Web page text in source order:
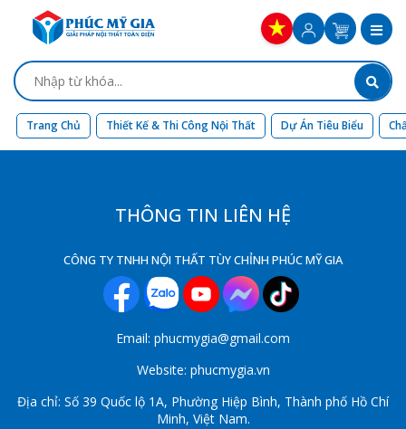
Trang Chủ Thiết Kế & Thi Công Nội Thất Dự Án Tiêu Biểu
THÔNG TIN LIÊN HỆ
CÔNG TY TNHH NỘI THẤT TÙY CHỈNH PHÚC MỸ GIA
Email: phucmygia@gmail.com
Website: phucmygia.vn
Địa chỉ: Số 39 Quốc lộ 1A, Phường Hiệp Bình, Thành phố Hồ Chí
Minh, Việt Nam.